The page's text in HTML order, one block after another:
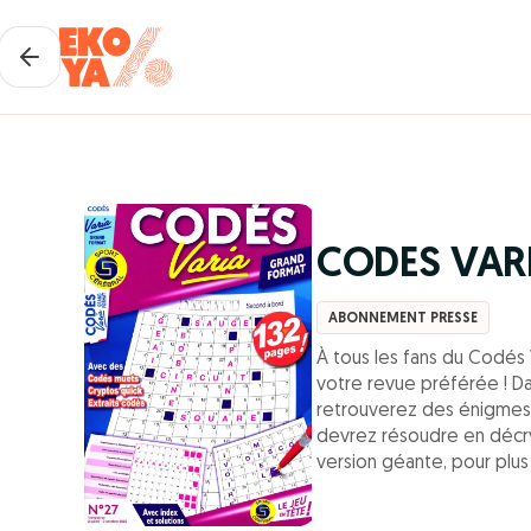
CODES
ABONNEMENT PRESSE
À tous les fans du
votre revue préférée !
retrouverez des
devrez résoudre en
version géante, pour